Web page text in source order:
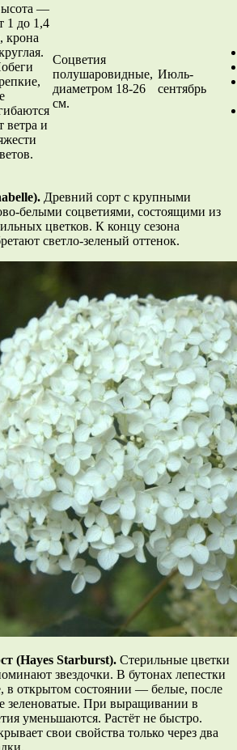
—
1 до 1,4
крона
ветра и
Соцветия
полушаровидные,
диаметром 18-26
см.
Июль-
сентябрь
). Древний сорт с крупными
белыми соцветиями, состоящими из
цветков. К концу сезона
светло-зеленый оттенок.
(Hayes Starburst). Стерильные цветки
звездочки. В бутонах лепестки
в открытом состоянии — белые, после
зеленоватые. При выращивании в
уменьшаются. Растёт не быстро.
свои свойства только через два